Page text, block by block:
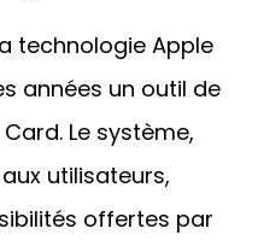
technologie Apple
années un outil de
Le système,
utilisateurs,
offertes par